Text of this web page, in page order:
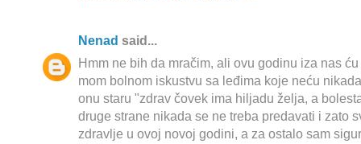
Nenad said...
Hmm ne bih da mračim, ali ovu godinu iza nas
mom bolnom iskustvu sa leđima koje neću
onu staru "zdrav čovek ima hiljadu želja, a
druge strane nikada se ne treba predavati i zato
zdravlje u ovoj novoj godini, a za ostalo sam